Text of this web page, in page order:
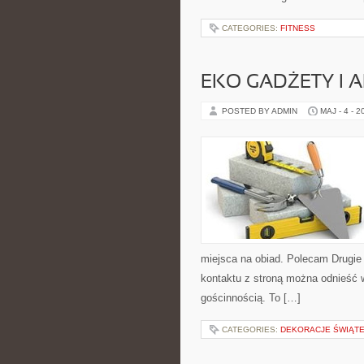
CATEGORIES: FITNESS
EKO GADŻETY I
POSTED BY ADMIN MAJ - 4 -
miejsca na obiad. Polecam
kontaktu z stroną można odnieść
gościnnością. To […]
CATEGORIES: DEKORACJE